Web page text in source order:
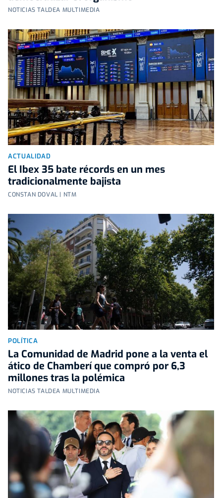
NOTICIAS TALDEA MULTIMEDIA
ACTUALIDAD
El Ibex 35 bate récords en un mes
tradicionalmente bajista
CONSTAN DOVAL | NTM
POLÍTICA
La Comunidad de Madrid pone a la venta el
ático de Chamberí que compró por 6,3
millones tras la polémica
NOTICIAS TALDEA MULTIMEDIA